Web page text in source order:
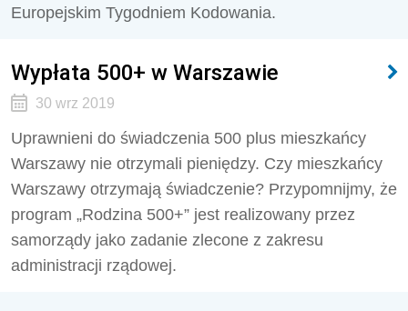
Europejskim Tygodniem Kodowania.
Wypłata 500+ w Warszawie
30 wrz 2019
Uprawnieni do świadczenia 500 plus mieszkańcy
Warszawy nie otrzymali pieniędzy. Czy mieszkańcy
Warszawy otrzymają świadczenie? Przypomnijmy, że
program „Rodzina 500+” jest realizowany przez
samorządy jako zadanie zlecone z zakresu
administracji rządowej.